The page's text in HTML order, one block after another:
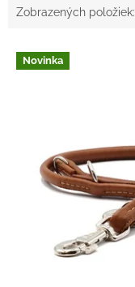
Zobrazených položiek:
V Novinka